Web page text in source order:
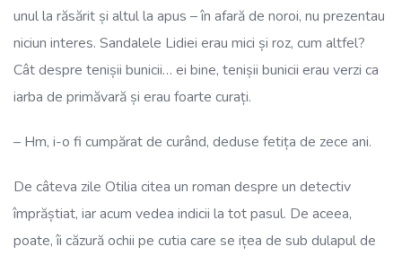
unul la răsărit și altul la apus – în afară de noroi, nu prezentau
niciun interes. Sandalele Lidiei erau mici și roz, cum altfel?
Cât despre tenișii bunicii… ei bine, tenișii bunicii erau verzi ca
iarba de primăvară și erau foarte curați.
– Hm, i-o fi cumpărat de curând, deduse fetița de zece ani.
De câteva zile Otilia citea un roman despre un detectiv
împrăștiat, iar acum vedea indicii la tot pasul. De aceea,
poate, îi căzură ochii pe cutia care se ițea de sub dulapul de